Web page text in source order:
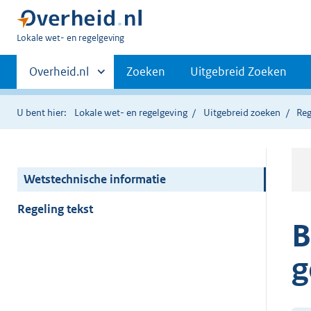
U
hier:
Lokale wet- en regelgeving
Primaire
navigatie
Andere
sites
binnen
Overheid.nl Zoeken Uitgebreid Zoeken
U bent hier: Lokale wet- en regelgeving Uitgebreid zoeken
Wetstechnische informatie
Regeling tekst